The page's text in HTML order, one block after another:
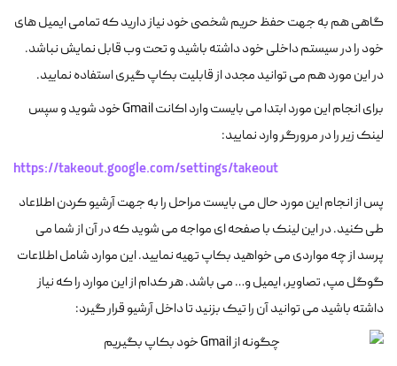
گاهی هم به جهت حفظ حریم شخصی خود نیاز دارید که تمامی ایمیل های
خود را در سیستم داخلی خود داشته باشید و تحت وب قابل نمایش نباشد.
در این مورد هم می توانید مجدد از قابلیت بکاپ گیری استفاده نمایید.
برای انجام این مورد ابتدا می بایست وارد اکانت Gmail خود شوید و سپس
لینک زیر را در مرورگر وارد نمایید:
https://takeout.google.com/settings/takeout
پس از انجام این مورد حال می بایست مراحل را به جهت آرشیو کردن اطلاعاد
طی کنید. در این لینک با صفحه ای مواجه می شوید که در آن از شما می
پرسد از چه مواردی می خواهید بکاپ تهیه نمایید. این موارد شامل اطلاعات
گوگل مپ، تصاویر، ایمیل و… می باشد. هر کدام از این موارد را که نیاز
داشته باشید می توانید آن را تیک بزنید تا داخل آرشیو قرار گیرد: